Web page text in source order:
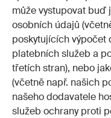
může vystupovat buď
osobních údajů
poskytujících výpočet
platebních služeb a
třetích stran), nebo
(včetně např. našich
našeho dodavatele
služeb ochrany proti